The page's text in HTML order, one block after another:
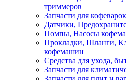
триммеров
Запчасти для
Датчики,
Помпы, Насосы
Прокладки, Шланги,
кофемашин
Средства для ухода,
Запчасти для